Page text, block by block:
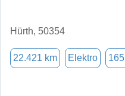
Hürth, 50354
22.421 km Elektro